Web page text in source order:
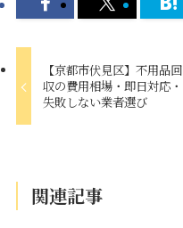
【京都市伏見区】不用品回
収の費用相場・即日対応・
失敗しない業者選び
関連記事